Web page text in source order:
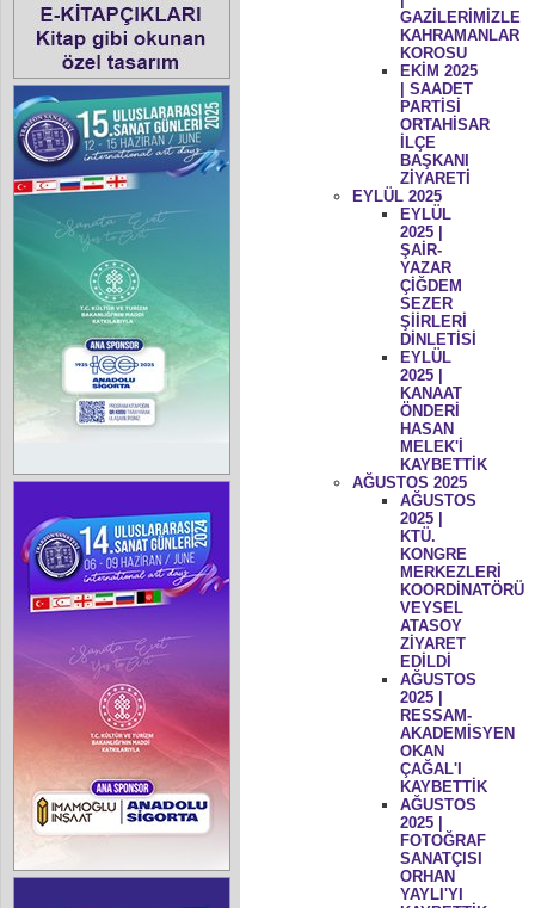
GAZİLERİMİZLE
KAHRAMANLAR
KOROSU
EKİM 2025
| SAADET
PARTİSİ
ORTAHİSAR
İLÇE
BAŞKANI
ZİYARETİ
EYLÜL 2025
EYLÜL
2025 |
ŞAİR-
YAZAR
ÇİĞDEM
SEZER
ŞİİRLERİ
DİNLETİSİ
EYLÜL
2025 |
KANAAT
ÖNDERİ
HASAN
MELEK'İ
KAYBETTİK
AĞUSTOS 2025
AĞUSTOS
2025 |
KTÜ.
KONGRE
MERKEZLERİ
KOORDİNATÖRÜ
VEYSEL
ATASOY
ZİYARET
EDİLDİ
AĞUSTOS
2025 |
RESSAM-
AKADEMİSYEN
OKAN
ÇAĞAL'I
KAYBETTİK
AĞUSTOS
2025 |
FOTOĞRAF
SANATÇISI
ORHAN
YAYLI'YI